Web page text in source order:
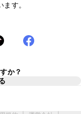
す。
か？